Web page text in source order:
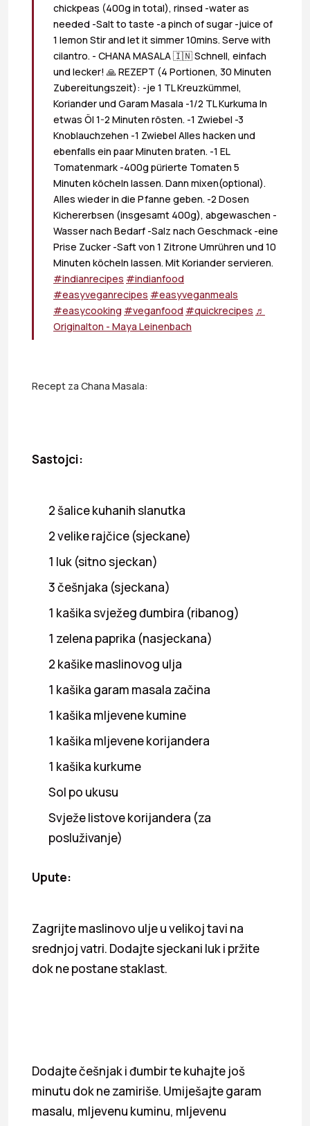
chickpeas (400g in total), rinsed -water as
needed -Salt to taste -a pinch of sugar -juice of
1 lemon Stir and let it simmer 10mins. Serve with
cilantro. - CHANA MASALA 🇮🇳 Schnell, einfach
und lecker! 🙏 REZEPT (4 Portionen, 30 Minuten
Zubereitungszeit): -je 1 TL Kreuzkümmel,
Koriander und Garam Masala -1/2 TL Kurkuma In
etwas Öl 1-2 Minuten rösten. -1 Zwiebel -3
Knoblauchzehen -1 Zwiebel Alles hacken und
ebenfalls ein paar Minuten braten. -1 EL
Tomatenmark -400g pürierte Tomaten 5
Minuten köcheln lassen. Dann mixen(optional).
Alles wieder in die Pfanne geben. -2 Dosen
Kichererbsen (insgesamt 400g), abgewaschen -
Wasser nach Bedarf -Salz nach Geschmack -eine
Prise Zucker -Saft von 1 Zitrone Umrühren und 10
Minuten köcheln lassen. Mit Koriander servieren.
#indianrecipes #indianfood
#easyveganrecipes #easyveganmeals
#easycooking #veganfood #quickrecipes ♬
Originalton - Maya Leinenbach
Recept za Chana Masala:
Sastojci:
2 šalice kuhanih slanutka
2 velike rajčice (sjeckane)
1 luk (sitno sjeckan)
3 češnjaka (sjeckana)
1 kašika svježeg đumbira (ribanog)
1 zelena paprika (nasjeckana)
2 kašike maslinovog ulja
1 kašika garam masala začina
1 kašika mljevene kumine
1 kašika mljevene korijandera
1 kašika kurkume
Sol po ukusu
Svježe listove korijandera (za
posluživanje)
Upute:
Zagrijte maslinovo ulje u velikoj tavi na
srednjoj vatri. Dodajte sjeckani luk i pržite
dok ne postane staklast.
Dodajte češnjak i đumbir te kuhajte još
minutu dok ne zamiriše. Umiješajte garam
masalu, mljevenu kuminu, mljevenu